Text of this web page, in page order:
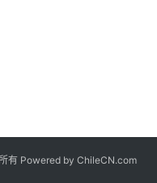
有 Powered by ChileCN.com